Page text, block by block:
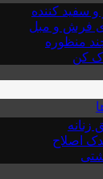
سفید کننده
ی فرش و مبل
منظوره
کن
زنانه
اصلاح